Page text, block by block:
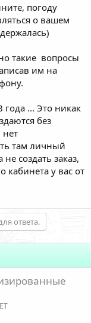
погоду
о вашем
такие вопросы
им на
года ... Это никак
без
нет
там личный
создать заказ,
кабинета у вас от
ответа.